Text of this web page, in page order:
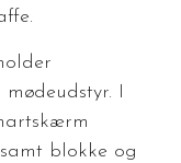
I
blokke og